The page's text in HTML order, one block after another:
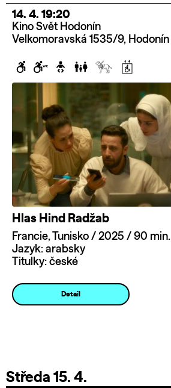
14. 4. 19:20
Kino Svět Hodonín
Velkomoravská 1535/9, Hodonín
Hlas Hind Radžab
Francie, Tunisko / 2025 / 90 min.
Jazyk: arabsky
Titulky: české
Detail
Středa 15. 4.